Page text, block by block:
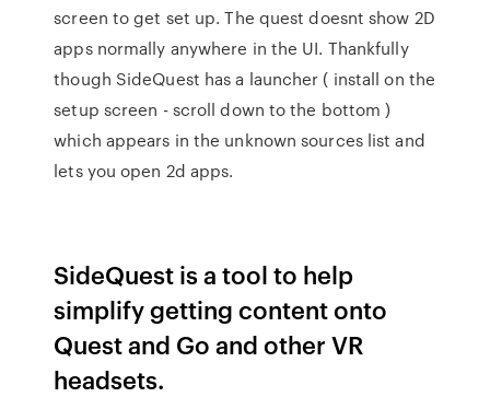
screen to get set up. The quest doesnt show 2D
apps normally anywhere in the UI. Thankfully
though SideQuest has a launcher ( install on the
setup screen - scroll down to the bottom )
which appears in the unknown sources list and
lets you open 2d apps.
SideQuest is a tool to help
simplify getting content onto
Quest and Go and other VR
headsets.